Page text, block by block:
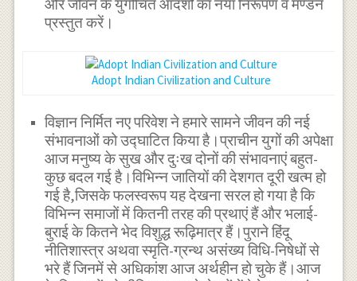
और जीवन के युगोचित आदर्शों का नया निरूपण व मण्डन
प्रस्तुत करें।
Adopt Indian Civilization and Culture
विज्ञान निर्मित नए परिवेश ने हमारे सामने जीवन की नई
संभावनाओं को उद्घाटित किया है।प्राचीन युगों की अपेक्षा
आज मनुष्य के सुख और दुःख दोनों की संभावनाएं बहुत-
कुछ बदल गई है।विभिन्न जातियों की देशगत दूरी खत्म हो
गई है,जिसके फलस्वरूप यह देखना सरल हो गया है कि
विभिन्न समाजों में कितनी तरह की प्रथाएं हैं और भलाई-
बुराई के कितने भेद विशुद्ध रूढ़िमात्र हैं।पुराने हिंदू
नीतिशास्त्र अथवा स्मृति-ग्रन्थ असंख्य विधि-निषेधों से
भरे हैं जिनमें से अधिकांश आज अर्थहीन हो चुके हैं।आज